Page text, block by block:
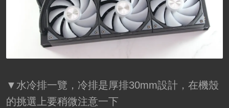
▼水冷排一覽，冷排是厚排30mm設計，在機殼
的挑選上要稍微注意一下